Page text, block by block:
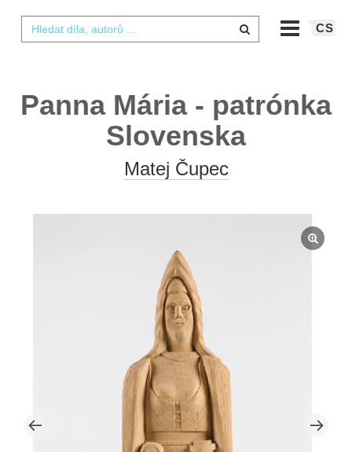
CS
Panna Mária - patrónka
Slovenska
Matej Čupec